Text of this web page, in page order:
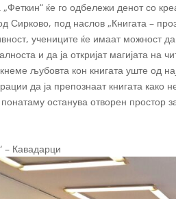
ќе го одбележи денот со
Сирково, под наслов „Книгата –
учениците ќе имаат можност
и да ја откријат магијата на
љубовта кон книгата уште од
да ја препознаат книгата како
останува отворен простор
– Кавадарци